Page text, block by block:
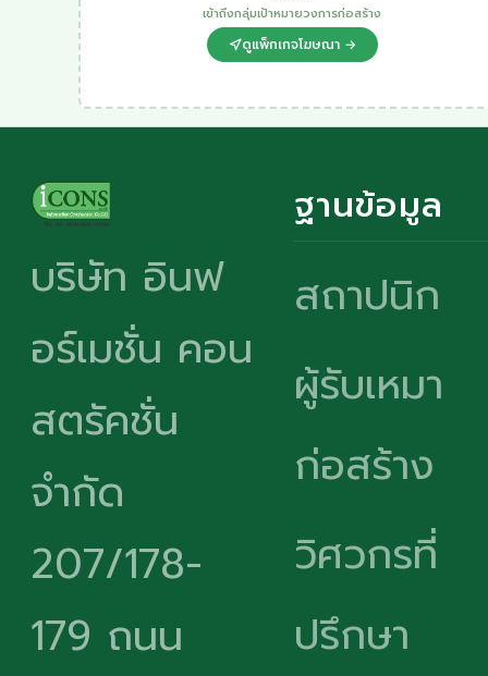
เข้าถึงกลุ่มเป้าหมายวงการก่อสร้าง
ดูแพ็กเกจโฆษณา →
บริษัท อินฟ
อร์เมชั่น คอน
สตรัคชั่น
จำกัด
207/178-
179 ถนน
ฐานข้อมูล
สถาปนิก
ผู้รับเหมา
ก่อสร้าง
วิศวกรที่
ปรึกษา